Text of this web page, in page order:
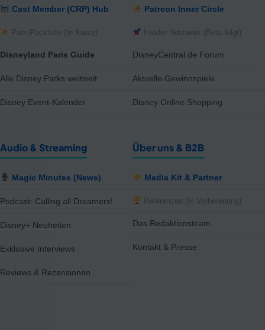
Cast Member (CRP) Hub
Park-Packliste (In Kürze)
Disneyland Paris Guide
Alle Disney Parks weltweit
Disney Event-Kalender
Patreon Inner Circle
Insider-Netzwerk (Beta folgt)
DisneyCentral.de Forum
Aktuelle Gewinnspiele
Disney Online Shopping
Audio & Streaming
Magic Minutes (News)
Podcast: Calling all Dreamers!
Disney+ Neuheiten
Exklusive Interviews
Reviews & Rezensionen
Über uns & B2B
Media Kit & Partner
Referenzen (In Vorbereitung)
Das Redaktionsteam
Kontakt & Presse